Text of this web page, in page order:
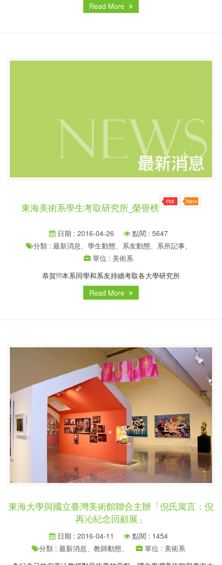
Read More
東海美術系學生考取研究所_榮譽榜
日期 : 2016-04-26
點閱 : 5647
分類 : 最新消息、學生動態、系友動態、系所記事、
單位 : 美術系
恭賀!!!本系同學和系友持續考取各大學研究所
Read More
東海大學與國立臺灣美術館聯合主辦「倪氏寓言：倪
再沁紀念回顧展」
日期 : 2016-04-11
點閱 : 1454
分類 : 最新消息、教師動態、
單位 : 美術系